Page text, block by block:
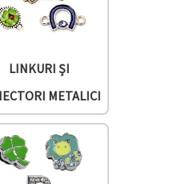
LINKURI ȘI
METALICI